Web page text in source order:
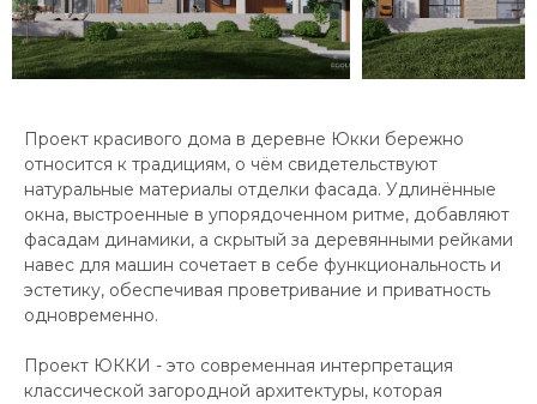
Проект красивого дома в деревне Юкки бережно
относится к традициям, о чём свидетельствуют
натуральные материалы отделки фасада. Удлинённые
окна, выстроенные в упорядоченном ритме, добавляют
фасадам динамики, а скрытый за деревянными рейками
навес для машин сочетает в себе функциональность и
эстетику, обеспечивая проветривание и приватность
одновременно.
Проект ЮККИ - это современная интерпретация
классической загородной архитектуры, которая